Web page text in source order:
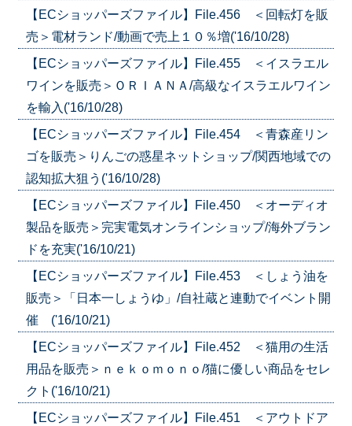
【ECショッパーズファイル】File.456 ＜回転灯を販
売＞電材ランド/動画で売上１０％増('16/10/28)
【ECショッパーズファイル】File.455 ＜イスラエル
ワインを販売＞ＯＲＩＡＮＡ/高級なイスラエルワイン
を輸入('16/10/28)
【ECショッパーズファイル】File.454 ＜青森産リン
ゴを販売＞りんごの惑星ネットショップ/関西地域での
認知拡大狙う('16/10/28)
【ECショッパーズファイル】File.450 ＜オーディオ
製品を販売＞完実電気オンラインショップ/海外ブラン
ドを充実('16/10/21)
【ECショッパーズファイル】File.453 ＜しょう油を
販売＞「日本一しょうゆ」/自社蔵と連動でイベント開
催 ('16/10/21)
【ECショッパーズファイル】File.452 ＜猫用の生活
用品を販売＞ｎｅｋｏｍｏｎｏ/猫に優しい商品をセレ
クト('16/10/21)
【ECショッパーズファイル】File.451 ＜アウトドア